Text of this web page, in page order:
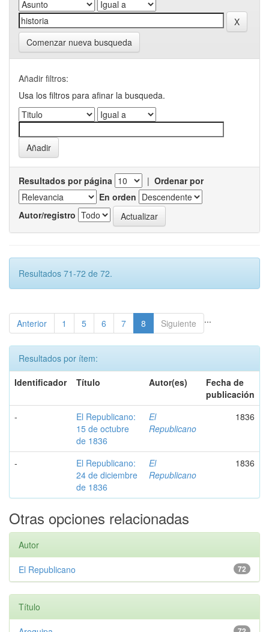
Comenzar nueva busqueda
Añadir filtros:
Usa los filtros para afinar la busqueda.
Resultados por página | Ordenar por
En orden
Autor/registro
Resultados 71-72 de 72.
Anterior 1 ...
5 6 7 8 Siguiente
Resultados por ítem:
Identificador
Título Autor(es)
Fecha de
publicación
-
El Republicano:
15 de octubre
de 1836
El
Republicano
1836
-
El Republicano:
24 de diciembre
de 1836
El
Republicano
1836
Otras opciones relacionadas
Autor
72
El Republicano
Título